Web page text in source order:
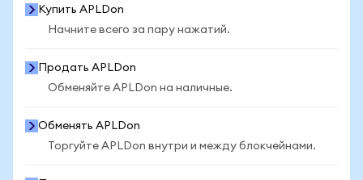
Купить APLDon
Начните всего за пару нажатий.
Продать APLDon
Обменяйте APLDon на наличные.
Обменять APLDon
Торгуйте APLDon внутри и между блокчейнами.